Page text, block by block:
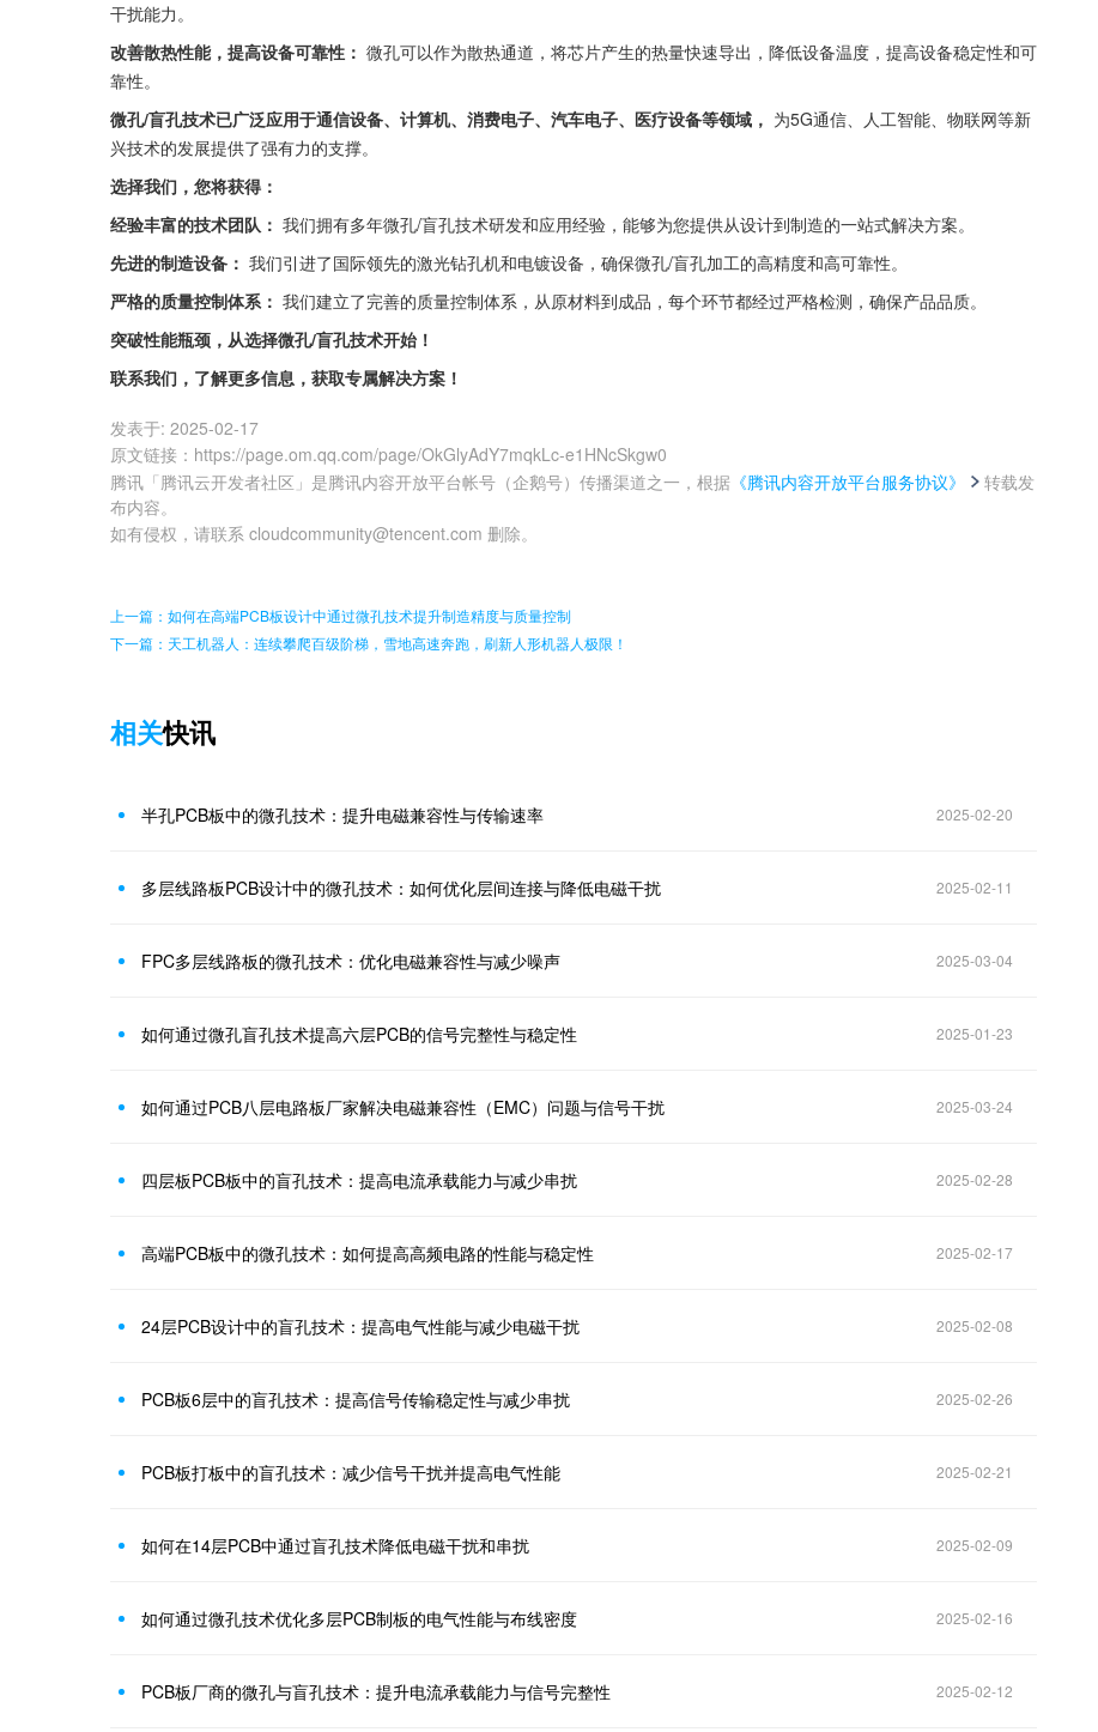
干扰能力。
改善散热性能，提高设备可靠性： 微孔可以作为散热通道，将芯片产生的热量快速导出，降低设备温度，提高设备稳定性和可
靠性。
微孔/盲孔技术已广泛应用于通信设备、计算机、消费电子、汽车电子、医疗设备等领域， 为5G通信、人工智能、物联网等新
兴技术的发展提供了强有力的支撑。
选择我们，您将获得：
经验丰富的技术团队： 我们拥有多年微孔/盲孔技术研发和应用经验，能够为您提供从设计到制造的一站式解决方案。
先进的制造设备： 我们引进了国际领先的激光钻孔机和电镀设备，确保微孔/盲孔加工的高精度和高可靠性。
严格的质量控制体系： 我们建立了完善的质量控制体系，从原材料到成品，每个环节都经过严格检测，确保产品品质。
突破性能瓶颈，从选择微孔/盲孔技术开始！
联系我们，了解更多信息，获取专属解决方案！
发表于: 2025-02-17
原文链接 ： https://page.om.qq.com/page/OkGlyAdY7mqkLc-e1HNcSkgw0
腾讯「腾讯云开发者社区」是腾讯内容开放平台帐号（企鹅号）传播渠道之一，根据 《腾讯内容开放平台服务协议》
转载发
布内容。
如有侵权，请联系 cloudcommunity@tencent.com 删除。
上一篇：如何在高端PCB板设计中通过微孔技术提升制造精度与质量控制
下一篇：天工机器人：连续攀爬百级阶梯，雪地高速奔跑，刷新人形机器人极限！
相关快讯
半孔PCB板中的微孔技术：提升电磁兼容性与传输速率 2025-02-20
多层线路板PCB设计中的微孔技术：如何优化层间连接与降低电磁干扰 2025-02-11
FPC多层线路板的微孔技术：优化电磁兼容性与减少噪声 2025-03-04
如何通过微孔盲孔技术提高六层PCB的信号完整性与稳定性 2025-01-23
如何通过PCB八层电路板厂家解决电磁兼容性（EMC）问题与信号干扰 2025-03-24
四层板PCB板中的盲孔技术：提高电流承载能力与减少串扰 2025-02-28
高端PCB板中的微孔技术：如何提高高频电路的性能与稳定性 2025-02-17
24层PCB设计中的盲孔技术：提高电气性能与减少电磁干扰 2025-02-08
PCB板6层中的盲孔技术：提高信号传输稳定性与减少串扰 2025-02-26
PCB板打板中的盲孔技术：减少信号干扰并提高电气性能 2025-02-21
如何在14层PCB中通过盲孔技术降低电磁干扰和串扰 2025-02-09
如何通过微孔技术优化多层PCB制板的电气性能与布线密度 2025-02-16
PCB板厂商的微孔与盲孔技术：提升电流承载能力与信号完整性 2025-02-12